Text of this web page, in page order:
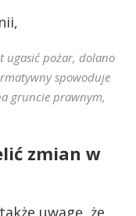
ugasić pożar, dolano
spowoduje
gruncie prawnym,
zmian w
uwagę, że